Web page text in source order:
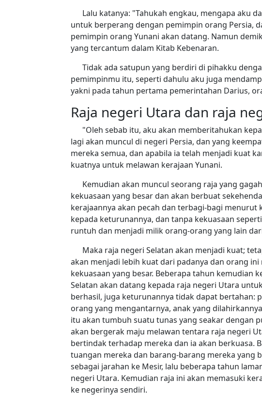
Lalu katanya: "Tahukah engkau, mengapa aku
untuk berperang dengan pemimpin orang Persia,
pemimpin orang Yunani akan datang. Namun
yang tercantum dalam Kitab Kebenaran.
Tidak ada satupun yang berdiri di pihakku
pemimpinmu itu, seperti dahulu aku juga
yakni pada tahun pertama pemerintahan Darius,
Raja negeri Utara dan raja
"Oleh sebab itu, aku akan memberitahukan
lagi akan muncul di negeri Persia, dan yang
mereka semua, dan apabila ia telah menjadi kuat
kuatnya untuk melawan kerajaan Yunani.
Kemudian akan muncul seorang raja yang
kekuasaan yang besar dan akan berbuat
kerajaannya akan pecah dan terbagi-bagi
kepada keturunannya, dan tanpa kekuasaan
runtuh dan menjadi milik orang-orang yang lain
Maka raja negeri Selatan akan menjadi kuat;
akan menjadi lebih kuat dari padanya dan orang
kekuasaan yang besar. Beberapa tahun kemudian
Selatan akan datang kepada raja negeri Utara
berhasil, juga keturunannya tidak dapat bertahan:
orang yang mengantarnya, anak yang
itu akan tumbuh suatu tunas yang seakar dengan
akan bergerak maju melawan tentara raja negeri
bertindak terhadap mereka dan ia akan berkuasa.
tuangan mereka dan barang-barang mereka yang
sebagai jarahan ke Mesir, lalu beberapa tahun
negeri Utara. Kemudian raja ini akan memasuki
ke negerinya sendiri.